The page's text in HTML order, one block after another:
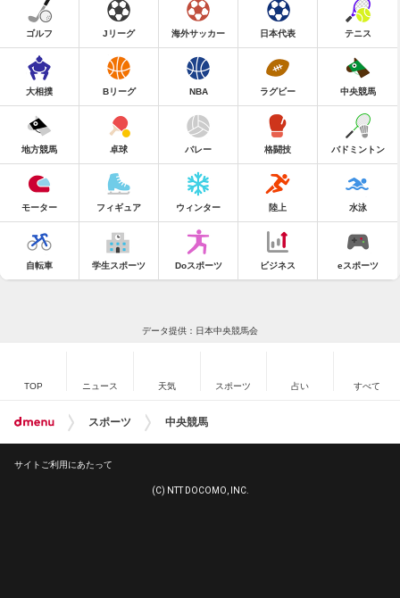
ゴルフ Jリーグ 海外サッカー 日本代表 テニス
大相撲 Bリーグ NBA ラグビー 中央競馬
地方競馬 卓球 バレー 格闘技 バドミントン
モーター フィギュア ウィンター 陸上 水泳
自転車 学生スポーツ Doスポーツ ビジネス eスポーツ
データ提供：日本中央競馬会
TOP ニュース 天気 スポーツ 占い すべて
スポーツ 中央競馬
サイトご利用にあたって
(C) NTT DOCOMO, INC.